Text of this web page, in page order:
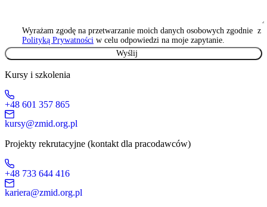
Wyrażam zgodę na przetwarzanie moich danych osobowych zgodnie z
Polityką Prywatności w celu odpowiedzi na moje zapytanie.
Kursy i szkolenia
+48 601 357 865
kursy@zmid.org.pl
Projekty rekrutacyjne (kontakt dla pracodawców)
+48 733 644 416
kariera@zmid.org.pl